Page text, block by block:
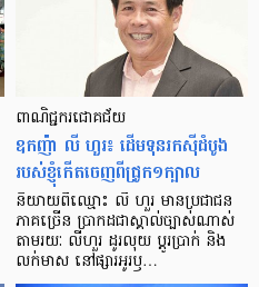
ពាណិជ្ជករជោគជ័យ
ឧកញ៉ា លី ហួរ៖ ដើមទុនរកស៊ីដំបូង
របស់ខ្ញុំកើតចេញពីជ្រូក១ក្បាល
និយាយ​ពី​ឈ្មោះ លី ហួរ មាន​ប្រជាជន​
ភាគ​ច្រើន ប្រាកដ​ជា​ស្គាល់​ច្បាស់​ណាស់
តាមរយៈ លីហួរ ដូរ​លុយ ប្តូរ​បា្រក់ និង​
លក់​មាស នៅ​ផ្សារ​អូរ​ឫ…